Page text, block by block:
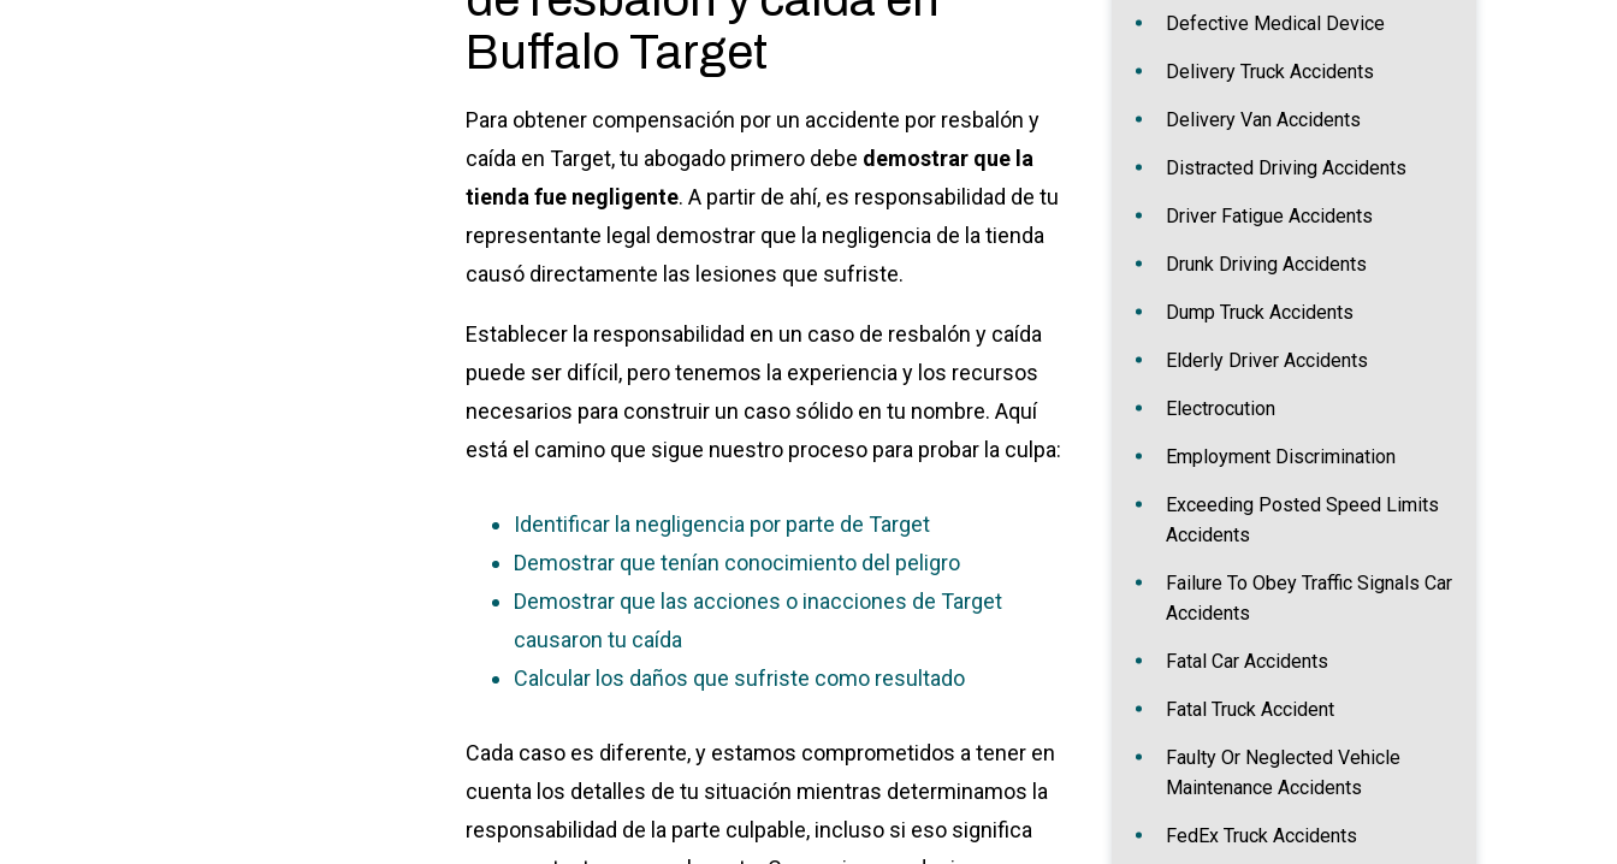
Buffalo Target
Para obtener compensación por un accidente por resbalón y
caída en Target, tu abogado primero debe demostrar que la
tienda fue negligente. A partir de ahí, es responsabilidad de tu
representante legal demostrar que la negligencia de la tienda
causó directamente las lesiones que sufriste.
Establecer la responsabilidad en un caso de resbalón y caída
puede ser difícil, pero tenemos la experiencia y los recursos
necesarios para construir un caso sólido en tu nombre. Aquí
está el camino que sigue nuestro proceso para probar la culpa:
Identificar la negligencia por parte de Target
Demostrar que tenían conocimiento del peligro
Demostrar que las acciones o inacciones de Target
causaron tu caída
Calcular los daños que sufriste como resultado
Cada caso es diferente, y estamos comprometidos a tener en
cuenta los detalles de tu situación mientras determinamos la
responsabilidad de la parte culpable, incluso si eso significa
Defective Medical Device
Delivery Truck Accidents
Delivery Van Accidents
Distracted Driving Accidents
Driver Fatigue Accidents
Drunk Driving Accidents
Dump Truck Accidents
Elderly Driver Accidents
Electrocution
Employment Discrimination
Exceeding Posted Speed Limits
Accidents
Failure To Obey Traffic Signals Car
Accidents
Fatal Car Accidents
Fatal Truck Accident
Faulty Or Neglected Vehicle
Maintenance Accidents
FedEx Truck Accidents